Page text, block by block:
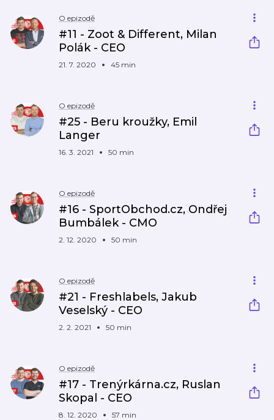
O epizodě
#11 - Zoot & Different, Milan
Polák - CEO
21. 7. 2020 45 min
O epizodě
#25 - Beru kroužky, Emil
Langer
16. 3. 2021 50 min
O epizodě
#16 - SportObchod.cz, Ondřej
Bumbálek - CMO
2. 12. 2020 50 min
O epizodě
#21 - Freshlabels, Jakub
Veselský - CEO
2. 2. 2021 50 min
O epizodě
#17 - Trenýrkárna.cz, Ruslan
Skopal - CEO
8. 12. 2020 57 min